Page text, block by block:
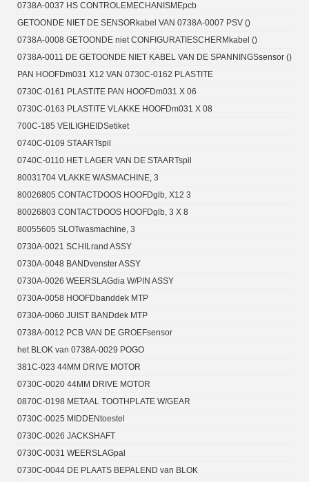
0738A-0037 HS CONTROLEMECHANISMEpcb
GETOONDE NIET DE SENSORkabel VAN 0738A-0007 PSV ()
0738A-0008 GETOONDE niet CONFIGURATIESCHERMkabel ()
0738A-0011 DE GETOONDE NIET KABEL VAN DE SPANNINGSsensor ()
PAN HOOFDm031 X12 VAN 0730C-0162 PLASTITE
0730C-0161 PLASTITE PAN HOOFDm031 X 06
0730C-0163 PLASTITE VLAKKE HOOFDm031 X 08
700C-185 VEILIGHEIDSetiket
0740C-0109 STAARTspil
0740C-0110 HET LAGER VAN DE STAARTspil
80031704 VLAKKE WASMACHINE, 3
80026805 CONTACTDOOS HOOFDglb, X12 3
80026803 CONTACTDOOS HOOFDglb, 3 X 8
80055605 SLOTwasmachine, 3
0730A-0021 SCHILrand ASSY
0730A-0048 BANDvenster ASSY
0730A-0026 WEERSLAGdia W/PIN ASSY
0730A-0058 HOOFDbanddek MTP
0730A-0060 JUIST BANDdek MTP
0738A-0012 PCB VAN DE GROEFsensor
het BLOK van 0738A-0029 POGO
381C-023 44MM DRIVE MOTOR
0730C-0020 44MM DRIVE MOTOR
0870C-0198 METAAL TOOTHPLATE W/GEAR
0730C-0025 MIDDENtoestel
0730C-0026 JACKSHAFT
0730C-0031 WEERSLAGpal
0730C-0044 DE PLAATS BEPALEND van BLOK